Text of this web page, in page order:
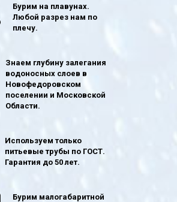
Бурим на плавунах.
Любой разрез нам по
плечу.
Знаем глубину залегания
водоносных слоев в
Новофедоровском
поселении и Московской
Области.
Используем только
питьевые трубы по ГОСТ.
Гарантия до 50 лет.
Бурим малогабаритной